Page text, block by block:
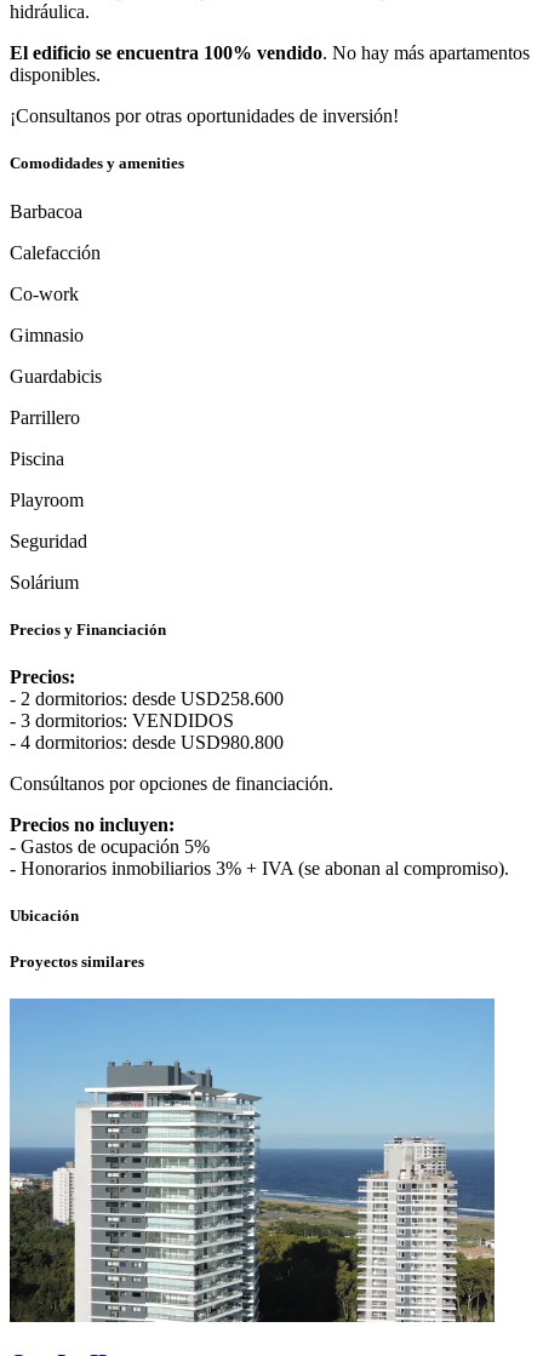
hidráulica.
El edificio se encuentra 100% vendido. No hay más apartamentos
disponibles.
¡Consultanos por otras oportunidades de inversión!
Comodidades y amenities
Barbacoa
Calefacción
Co-work
Gimnasio
Guardabicis
Parrillero
Piscina
Playroom
Seguridad
Solárium
Precios y Financiación
Precios:
- 2 dormitorios: desde USD258.600
- 3 dormitorios: VENDIDOS
- 4 dormitorios: desde USD980.800
Consúltanos por opciones de financiación.
Precios no incluyen:
- Gastos de ocupación 5%
- Honorarios inmobiliarios 3% + IVA (se abonan al compromiso).
Ubicación
Proyectos similares